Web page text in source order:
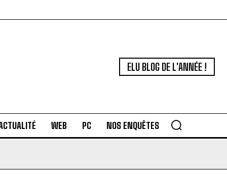
ELU BLOG DE L'ANNÉE !
WEB PC NOS ENQUÊTES